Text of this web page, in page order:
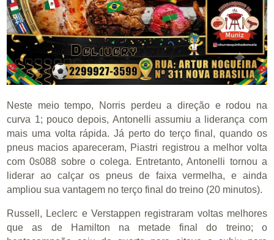
Neste meio tempo, Norris perdeu a direção e rodou na
curva 1; pouco depois, Antonelli assumiu a liderança com
mais uma volta rápida. Já perto do terço final, quando os
pneus macios apareceram, Piastri registrou a melhor volta
com 0s088 sobre o colega. Entretanto, Antonelli tornou a
liderar ao calçar os pneus de faixa vermelha, e ainda
ampliou sua vantagem no terço final do treino (20 minutos).
Russell, Leclerc e Verstappen registraram voltas melhores
que as de Hamilton na metade final do treino; o